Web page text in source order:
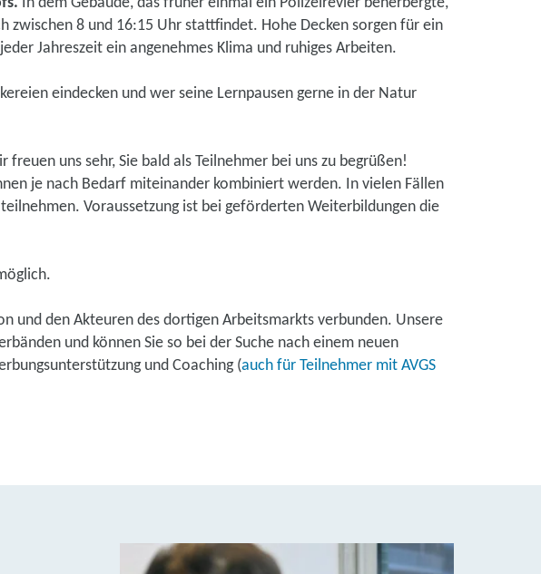
8 und 16:15 Uhr stattfindet. Hohe Decken sorgen für ein
Jahreszeit ein angenehmes Klima und ruhiges Arbeiten.
eindecken und wer seine Lernpausen gerne in der Natur
freuen uns sehr, Sie bald als Teilnehmer bei uns zu begrüßen!
je nach Bedarf miteinander kombiniert werden. In vielen Fällen
Voraussetzung ist bei geförderten Weiterbildungen die
und den Akteuren des dortigen Arbeitsmarkts verbunden. Unsere
und können Sie so bei der Suche nach einem neuen
und Coaching (auch für Teilnehmer mit AVGS